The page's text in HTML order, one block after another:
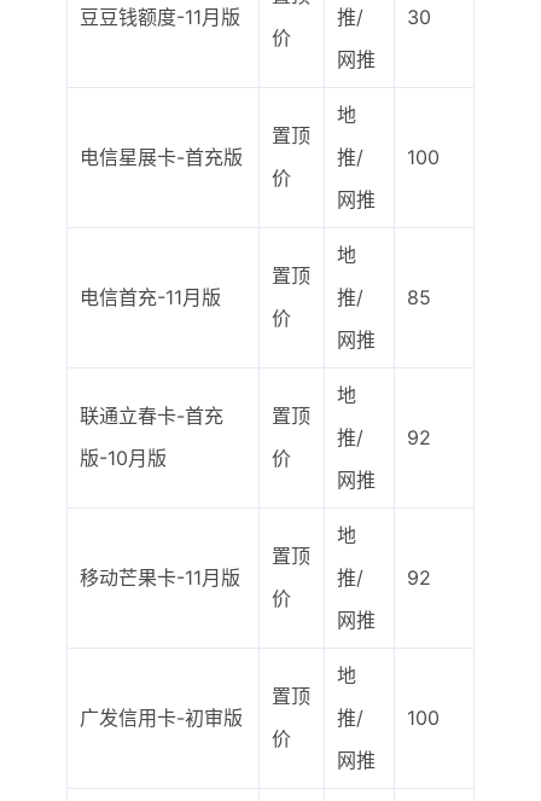
豆豆钱额度-11月版
价
推/
网推
30
电信星展卡-首充版
置顶
价
地
推/
网推
100
电信首充-11月版
置顶
价
地
推/
网推
85
联通立春卡-首充
版-10月版
置顶
价
地
推/
网推
92
移动芒果卡-11月版
置顶
价
地
推/
网推
92
广发信用卡-初审版
置顶
价
地
推/
网推
100